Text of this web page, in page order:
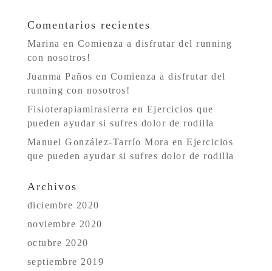
Comentarios recientes
Marina en Comienza a disfrutar del running
con nosotros!
Juanma Paños en Comienza a disfrutar del
running con nosotros!
Fisioterapiamirasierra en Ejercicios que
pueden ayudar si sufres dolor de rodilla
Manuel González-Tarrío Mora enEjercicios
que pueden ayudar si sufres dolor de rodilla
Archivos
diciembre 2020
noviembre 2020
octubre 2020
septiembre 2019